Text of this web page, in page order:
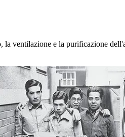
la ventilazione e la purificazione